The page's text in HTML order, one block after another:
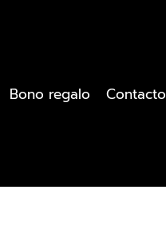
Bono regalo Contacto